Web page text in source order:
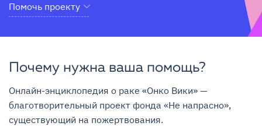
Помочь проекту
Почему нужна ваша помощь?
Онлайн-энциклопедия о раке «Онко Вики» —
благотворительный проект фонда «Не напрасно»,
существующий на пожертвования.